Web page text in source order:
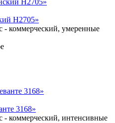
H2705»
- коммерческий, умеренные
3168»
- коммерческий, интенсивные